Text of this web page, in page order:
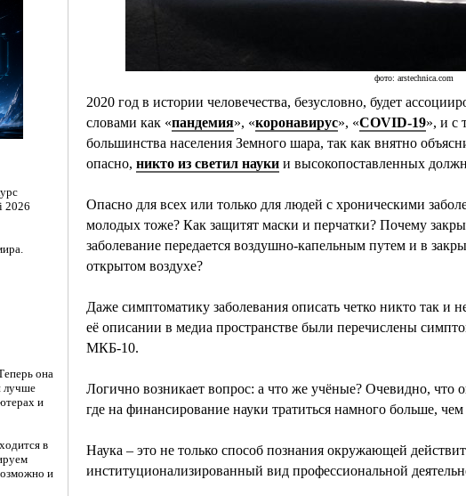
2026
она
лучше
и
в
и
фото: arstechnica.com
2020 год в истории человечества, безусловно, будет
словами как «пандемия», «коронавирус», «COVID-19», и с
большинства населения Земного шара, так как внятно
опасно, никто из светил науки и высокопоставленных
Опасно для всех или только для людей с хроническими
молодых тоже? Как защитят маски и перчатки? Почему
заболевание передается воздушно-капельным путем и в
открытом воздухе?
Даже симптоматику заболевания описать четко никто так и
её описании в медиа пространстве были перечислены
МКБ-10.
Логично возникает вопрос: а что же учёные? Очевидно, что
где на финансирование науки тратиться намного больше,
Наука – это не только способ познания окружающей
институционализированный вид профессиональной